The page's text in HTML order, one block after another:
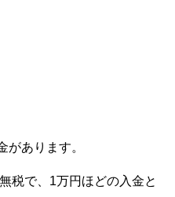
があります。
税で、1万円ほどの入金と